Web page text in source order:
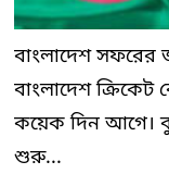
বাংলাদেশ সফরের
বাংলাদেশ ক্রিকেট
কয়েক দিন আগে।
শুরু...